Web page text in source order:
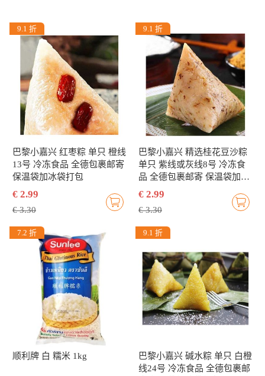
9.1 折
巴黎小嘉兴 红枣粽 单只 橙线
13号 冷冻食品 全德包裹邮寄
保温袋加冰袋打包
€ 2.99
€ 3.30
9.1 折
巴黎小嘉兴 精选桂花豆沙粽
单只 紫线或灰线8号 冷冻食
品 全德包裹邮寄 保温袋加冰
袋打包
€ 2.99
€ 3.30
7.2 折
顺利牌 白 糯米 1kg
9.1 折
巴黎小嘉兴 碱水粽 单只 白橙
线24号 冷冻食品 全德包裹邮